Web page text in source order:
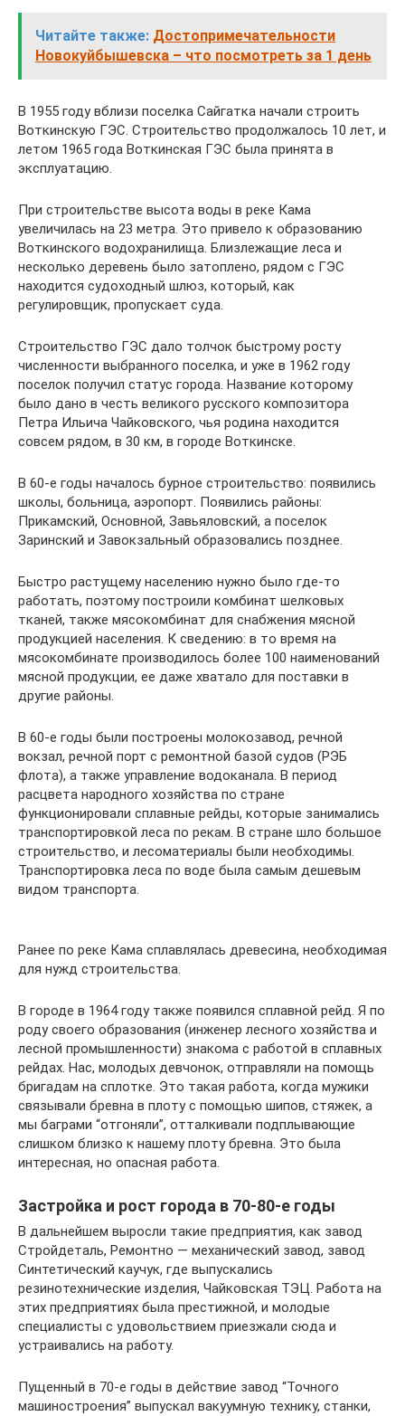
Читайте также: Достопримечательности
Новокуйбышевска – что посмотреть за 1 день
В 1955 году вблизи поселка Сайгатка начали строить
Воткинскую ГЭС. Строительство продолжалось 10 лет, и
летом 1965 года Воткинская ГЭС была принята в
эксплуатацию.
При строительстве высота воды в реке Кама
увеличилась на 23 метра. Это привело к образованию
Воткинского водохранилища. Близлежащие леса и
несколько деревень было затоплено, рядом с ГЭС
находится судоходный шлюз, который, как
регулировщик, пропускает суда.
Строительство ГЭС дало толчок быстрому росту
численности выбранного поселка, и уже в 1962 году
поселок получил статус города. Название которому
было дано в честь великого русского композитора
Петра Ильича Чайковского, чья родина находится
совсем рядом, в 30 км, в городе Воткинске.
В 60-е годы началось бурное строительство: появились
школы, больница, аэропорт. Появились районы:
Прикамский, Основной, Завьяловский, а поселок
Заринский и Завокзальный образовались позднее.
Быстро растущему населению нужно было где-то
работать, поэтому построили комбинат шелковых
тканей, также мясокомбинат для снабжения мясной
продукцией населения. К сведению: в то время на
мясокомбинате производилось более 100 наименований
мясной продукции, ее даже хватало для поставки в
другие районы.
В 60-е годы были построены молокозавод, речной
вокзал, речной порт с ремонтной базой судов (РЭБ
флота), а также управление водоканала. В период
расцвета народного хозяйства по стране
функционировали сплавные рейды, которые занимались
транспортировкой леса по рекам. В стране шло большое
строительство, и лесоматериалы были необходимы.
Транспортировка леса по воде была самым дешевым
видом транспорта.
Ранее по реке Кама сплавлялась древесина, необходимая
для нужд строительства.
В городе в 1964 году также появился сплавной рейд. Я по
роду своего образования (инженер лесного хозяйства и
лесной промышленности) знакома с работой в сплавных
рейдах. Нас, молодых девчонок, отправляли на помощь
бригадам на сплотке. Это такая работа, когда мужики
связывали бревна в плоту с помощью шипов, стяжек, а
мы баграми “отгоняли”, отталкивали подплывающие
слишком близко к нашему плоту бревна. Это была
интересная, но опасная работа.
Застройка и рост города в 70-80-е годы
В дальнейшем выросли такие предприятия, как завод
Стройдеталь, Ремонтно — механический завод, завод
Синтетический каучук, где выпускались
резинотехнические изделия, Чайковская ТЭЦ. Работа на
этих предприятиях была престижной, и молодые
специалисты с удовольствием приезжали сюда и
устраивались на работу.
Пущенный в 70-е годы в действие завод “Точного
машиностроения” выпускал вакуумную технику, станки,